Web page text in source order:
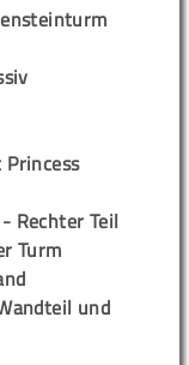
Rechter Teil
Turm
und